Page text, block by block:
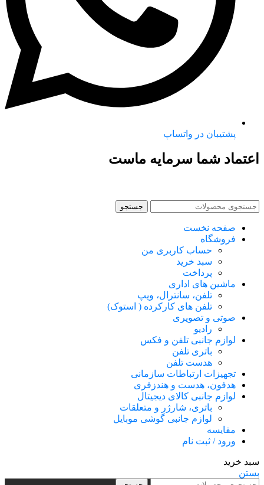
پشتیبان در واتساپ
اعتماد شما سرمایه ماست
جستجو
صفحه نخست
فروشگاه
حساب کاربری من
سبد خرید
پرداخت
ماشین های اداری
تلفن، سانترال، ویپ
تلفن های کارکرده ( استوک)
صوتی و تصویری
رادیو
لوازم جانبی تلفن و فکس
باتری تلفن
هدست تلفن
تجهیزات ارتباطات سازمانی
هدفون، هدست و هندزفری
لوازم جانبی کالای دیجیتال
باتری، شارژر و متعلقات
لوازم جانبی گوشی موبایل
مقایسه
ورود / ثبت نام
سبد خرید
بستن